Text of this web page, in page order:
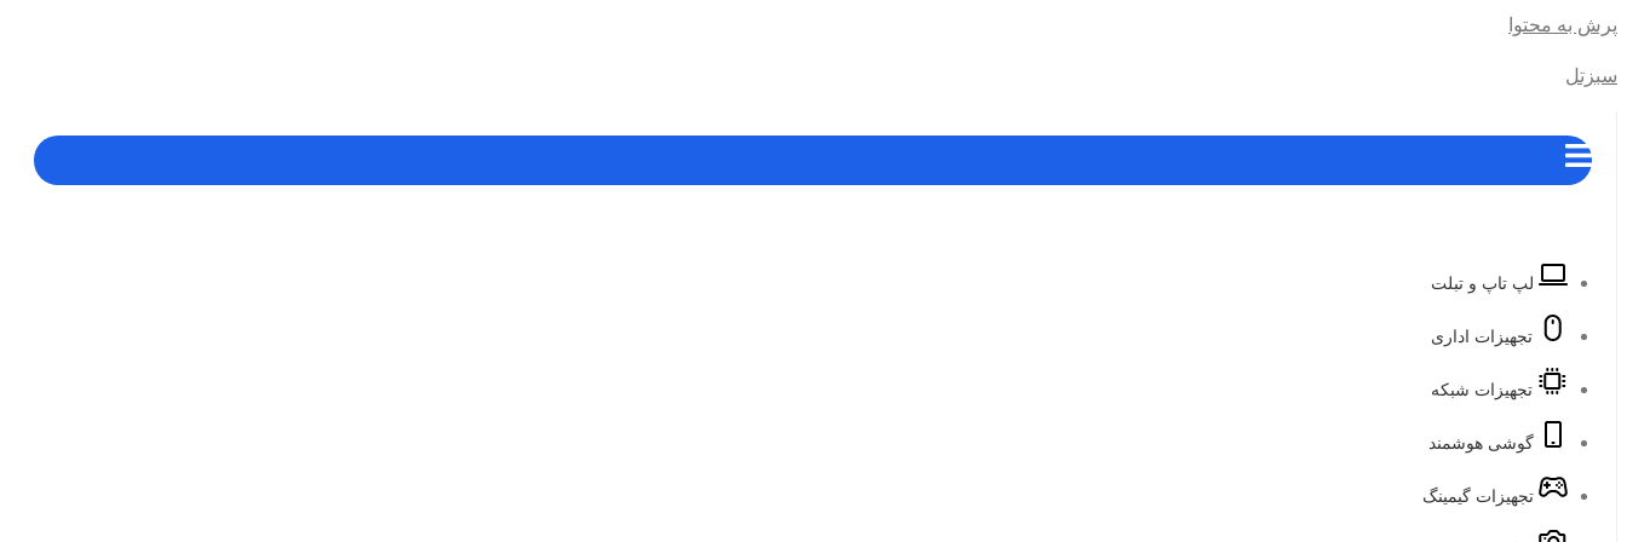
پرش به محتوا
سبزتل
لپ تاپ و تبلت
تجهیزات اداری
تجهیزات شبکه
گوشی هوشمند
تجهیزات گیمینگ